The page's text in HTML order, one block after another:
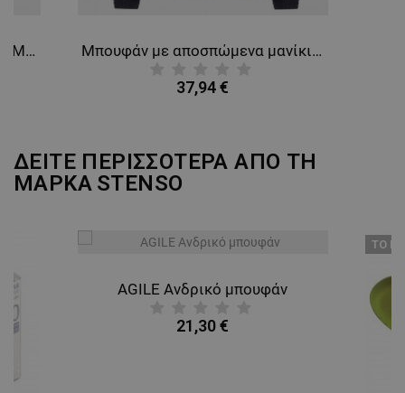
Φόρμα εργασίας COLLINS SUMMER ROYAL BLUE Μπουφάν με αποσπώμενα μανίκια COLLINS COTTON BLUE
37,94 €
ΔΕΙΤΕ ΠΕΡΙΣΣΟΤΕΡΑ ΑΠΟ ΤΗ
ΜΑΡΚΑ STENSO
AGILE Ανδρικό μπουφάν
21,30 €
ТΟ